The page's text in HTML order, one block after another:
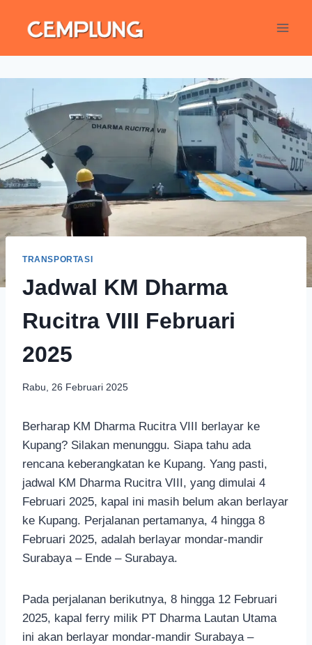
TRANSPORTASI
Jadwal KM Dharma
Rucitra VIII Februari
2025
Rabu, 26 Februari 2025
Berharap KM Dharma Rucitra VIII berlayar ke
Kupang? Silakan menunggu. Siapa tahu ada
rencana keberangkatan ke Kupang. Yang pasti,
jadwal KM Dharma Rucitra VIII, yang dimulai 4
Februari 2025, kapal ini masih belum akan berlayar
ke Kupang. Perjalanan pertamanya, 4 hingga 8
Februari 2025, adalah berlayar mondar-mandir
Surabaya – Ende – Surabaya.
Pada perjalanan berikutnya, 8 hingga 12 Februari
2025, kapal ferry milik PT Dharma Lautan Utama
ini akan berlayar mondar-mandir Surabaya –